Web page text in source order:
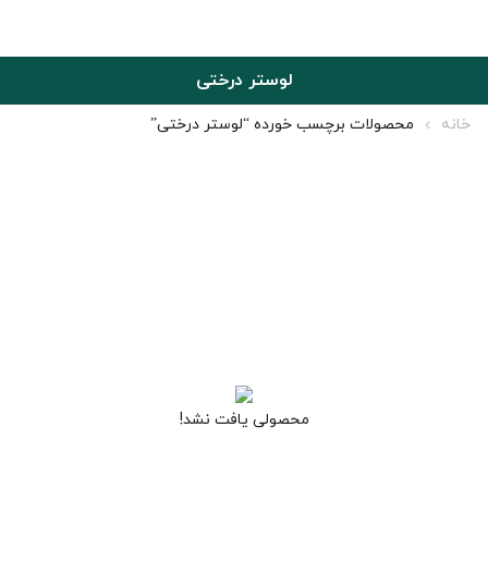
لوستر درختی
خانه محصولات برچسب خورده “لوستر درختی”
محصولی یافت نشد!